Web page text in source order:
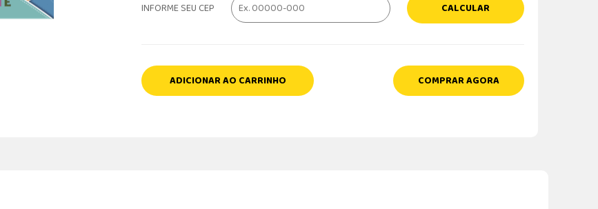
INFORME SEU CEP CALCULAR
ADICIONAR AO CARRINHO COMPRAR AGORA